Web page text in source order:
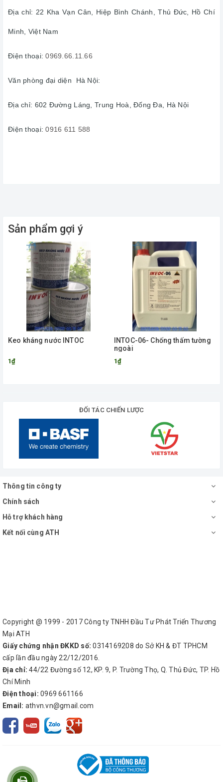
Địa chỉ: 22 Kha Vạn Cân, Hiệp Bình Chánh, Thủ Đức, Hồ Chí
Minh, Việt Nam
Điện thoại:0969.66.11.66
Văn phòng đại diện Hà Nội:
Địa chỉ: 602 Đường Láng, Trung Hoà, Đống Đa, Hà Nội
Điện thoại:0916 611 588
Sản phẩm gợi ý
Keo kháng nước INTOC
1₫
INTOC-06- Chống thấm tường
ngoài
1₫
ĐỐI TÁC CHIẾN LƯỢC
Thông tin công ty
Chính sách
Hỗ trợ khách hàng
Kết nối cùng ATH
Copyright @ 1999 - 2017 Công ty TNHH Đầu Tư Phát Triển Thương
Mại ATH
Giấy chứng nhận ĐKKD số: 0314169208 do Sở KH & ĐT TPHCM
cấp lần đầu ngày 22/12/2016.
Địa chỉ: 44/22 Đường số 12, KP. 9, P. Trường Thọ, Q. Thủ Đức, TP. Hồ
Chí Minh
Điện thoại: 0969 661166
Email: athvn.vn@gmail.com